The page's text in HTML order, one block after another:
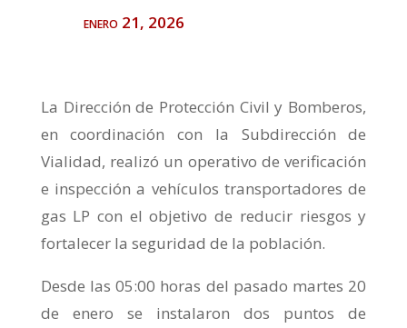
enero 21, 2026
La Dirección de Protección Civil y Bomberos,
en coordinación con la Subdirección de
Vialidad, realizó un operativo de verificación
e inspección a vehículos transportadores de
gas LP con el objetivo de reducir riesgos y
fortalecer la seguridad de la población.
Desde las 05:00 horas del pasado martes 20
de enero se instalaron dos puntos de